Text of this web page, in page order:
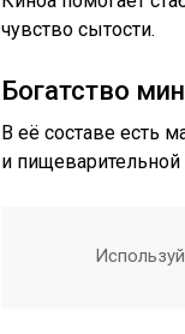
чувство сытости.
Богатство
В её составе есть
и